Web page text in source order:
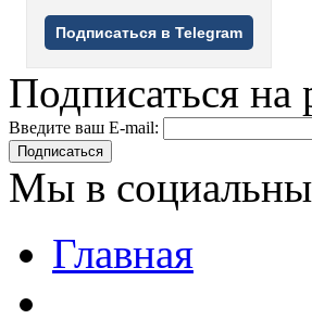
Подписаться в Telegram
Подписаться на
Введите ваш E-mail:
Подписаться
Мы в
Главная